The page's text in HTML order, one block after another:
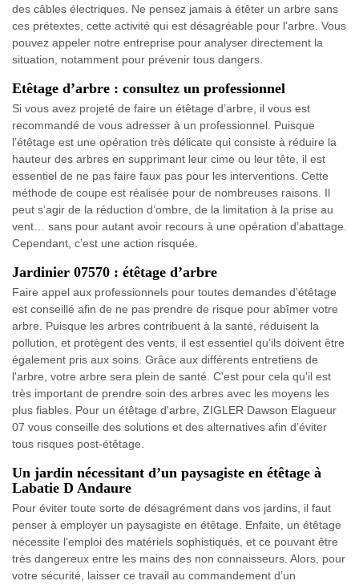
des câbles électriques. Ne pensez jamais à étêter un arbre sans
ces prétextes, cette activité qui est désagréable pour l'arbre. Vous
pouvez appeler notre entreprise pour analyser directement la
situation, notamment pour prévenir tous dangers.
Etêtage d’arbre : consultez un professionnel
Si vous avez projeté de faire un étêtage d’arbre, il vous est
recommandé de vous adresser à un professionnel. Puisque
l’étêtage est une opération très délicate qui consiste à réduire la
hauteur des arbres en supprimant leur cime ou leur tête, il est
essentiel de ne pas faire faux pas pour les interventions. Cette
méthode de coupe est réalisée pour de nombreuses raisons. Il
peut s’agir de la réduction d’ombre, de la limitation à la prise au
vent… sans pour autant avoir recours à une opération d’abattage.
Cependant, c’est une action risquée.
Jardinier 07570 : étêtage d’arbre
Faire appel aux professionnels pour toutes demandes d'étêtage
est conseillé afin de ne pas prendre de risque pour abîmer votre
arbre. Puisque les arbres contribuent à la santé, réduisent la
pollution, et protègent des vents, il est essentiel qu’ils doivent être
également pris aux soins. Grâce aux différents entretiens de
l'arbre, votre arbre sera plein de santé. C'est pour cela qu'il est
très important de prendre soin des arbres avec les moyens les
plus fiables. Pour un étêtage d'arbre, ZIGLER Dawson Elagueur
07 vous conseille des solutions et des alternatives afin d’éviter
tous risques post-étêtage.
Un jardin nécessitant d’un paysagiste en étêtage à
Labatie D Andaure
Pour éviter toute sorte de désagrément dans vos jardins, il faut
penser à employer un paysagiste en étêtage. Enfaite, un étêtage
nécessite l’emploi des matériels sophistiqués, et ce pouvant être
très dangereux entre les mains des non connaisseurs. Alors, pour
votre sécurité, laisser ce travail au commandement d’un